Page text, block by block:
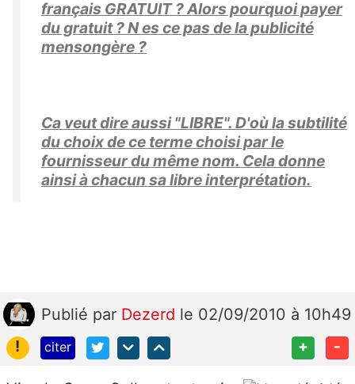
français GRATUIT ? Alors pourquoi payer
du gratuit ? N es ce pas de la publicité
mensongère ?
Ca veut dire aussi "LIBRE". D'où la subtilité
du choix de ce terme choisi par le
fournisseur du même nom. Cela donne
ainsi à chacun sa libre interprétation.
Publié par Dezerd le 02/09/2010 à 10h49
!
citer + -